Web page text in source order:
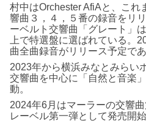
村中はOrchester AfiAと、これ
響曲３，４，５番の録音をリ
ーベルト交響曲「グレート」
上で特選盤に選ばれている。
曲全曲録音がリリース予定であ
2023年から横浜みなとみらい
交響曲を中心に「自然と音楽
動。
2024年6月はマーラーの交響
レーベル第一弾として発売開始